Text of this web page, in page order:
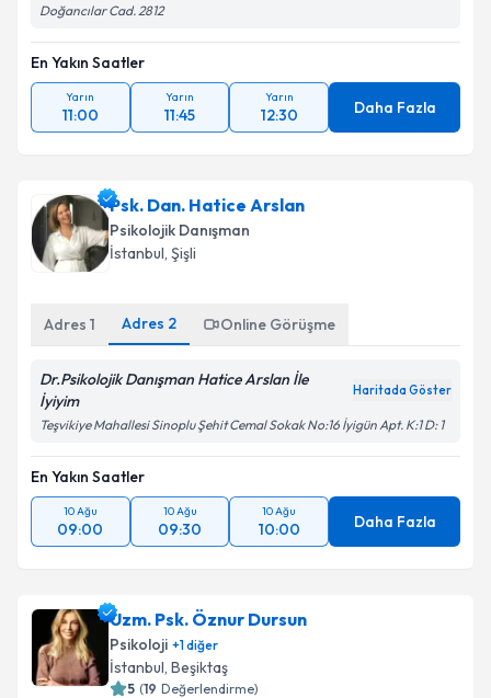
Doğancılar Cad. 2812
En Yakın Saatler
Yarın
11:00
Yarın
11:45
Yarın
12:30 Daha Fazla
Psk. Dan. Hatice Arslan
Psikolojik Danışman
İstanbul, Şişli
Adres 1 Adres 2 Online Görüşme
Dr.Psikolojik Danışman Hatice Arslan İle
İyiyim
Haritada Göster
Teşvikiye Mahallesi Sinoplu Şehit Cemal Sokak No:16 İyigün Apt. K:1 D: 1
En Yakın Saatler
10 Ağu
09:00
10 Ağu
09:30
10 Ağu
10:00 Daha Fazla
Uzm. Psk. Öznur Dursun
Psikoloji +1diğer
İstanbul, Beşiktaş
5 (19 Değerlendirme)